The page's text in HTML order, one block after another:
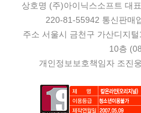
상호명 (주)아이닉스소프트 대
220-81-55942 통신판매
주소 서울시 금천구 가산디지
10층
개인정보보호책임자 조진